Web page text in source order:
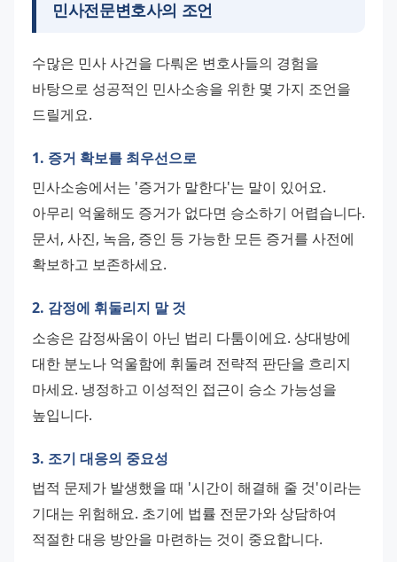
민사전문변호사의 조언
수많은 민사 사건을 다뤄온 변호사들의 경험을
바탕으로 성공적인 민사소송을 위한 몇 가지 조언을
드릴게요.
1. 증거 확보를 최우선으로
민사소송에서는 '증거가 말한다'는 말이 있어요.
아무리 억울해도 증거가 없다면 승소하기 어렵습니다.
문서, 사진, 녹음, 증인 등 가능한 모든 증거를 사전에
확보하고 보존하세요.
2. 감정에 휘둘리지 말 것
소송은 감정싸움이 아닌 법리 다툼이에요. 상대방에
대한 분노나 억울함에 휘둘려 전략적 판단을 흐리지
마세요. 냉정하고 이성적인 접근이 승소 가능성을
높입니다.
3. 조기 대응의 중요성
법적 문제가 발생했을 때 '시간이 해결해 줄 것'이라는
기대는 위험해요. 초기에 법률 전문가와 상담하여
적절한 대응 방안을 마련하는 것이 중요합니다.